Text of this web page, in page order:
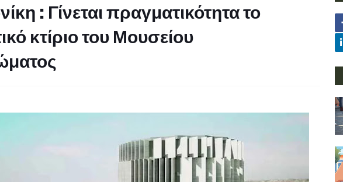
: Γίνεται πραγματικότητα το
κτίριο του Μουσείου